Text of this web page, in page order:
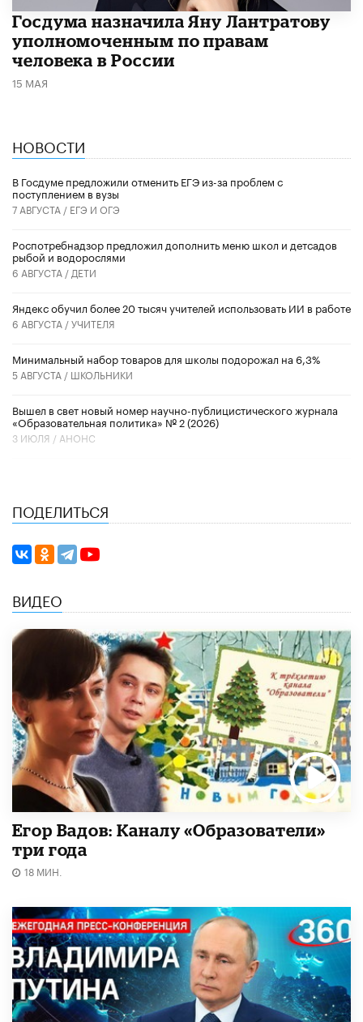
Госдума назначила Яну Лантратову
уполномоченным по правам
человека в России
15 МАЯ
НОВОСТИ
В Госдуме предложили отменить ЕГЭ из-за проблем с
поступлением в вузы
7 АВГУСТА / ЕГЭ И ОГЭ
Роспотребнадзор предложил дополнить меню школ и детсадов
рыбой и водорослями
6 АВГУСТА / ДЕТИ
​Яндекс обучил более 20 тысяч учителей использовать ИИ в работе
6 АВГУСТА /УЧИТЕЛЯ
Минимальный набор товаров для школы подорожал на 6,3%
5 АВГУСТА / ШКОЛЬНИКИ
Вышел в свет новый номер научно-публицистического журнала
«Образовательная политика» № 2 (2026)
3 ИЮЛЯ / АНОНС
ПОДЕЛИТЬСЯ
ВИДЕО
Егор Вадов: Каналу «Образователи»
три года
18 МИН.